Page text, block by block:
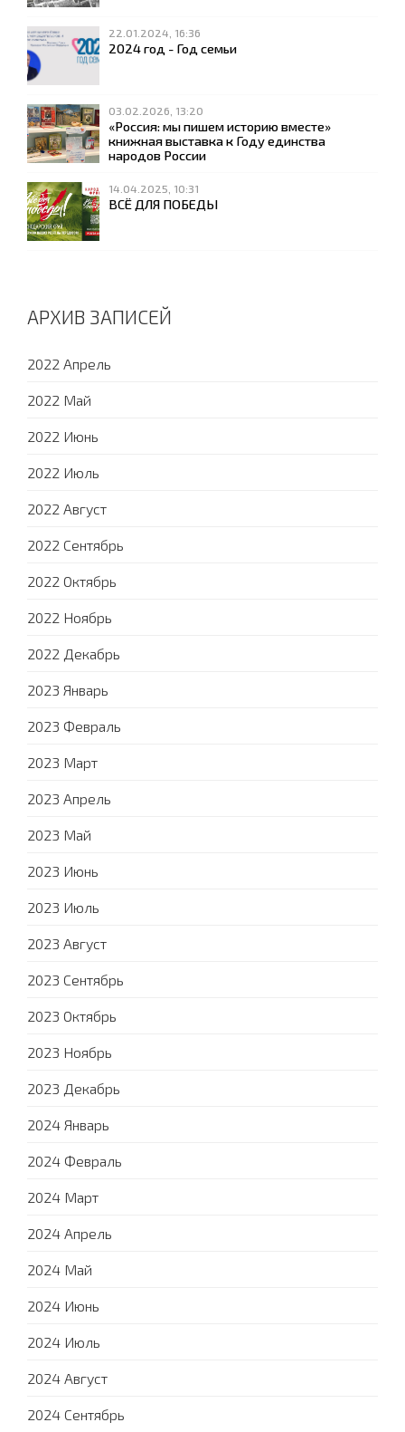
22.01.2024, 16:36
2024 год - Год семьи
03.02.2026, 13:20
«Россия: мы пишем историю вместе»
книжная выставка к Году единства
народов России
14.04.2025, 10:31
ВСЁ ДЛЯ ПОБЕДЫ
АРХИВ ЗАПИСЕЙ
2022 Апрель
2022 Май
2022 Июнь
2022 Июль
2022 Август
2022 Сентябрь
2022 Октябрь
2022 Ноябрь
2022 Декабрь
2023 Январь
2023 Февраль
2023 Март
2023 Апрель
2023 Май
2023 Июнь
2023 Июль
2023 Август
2023 Сентябрь
2023 Октябрь
2023 Ноябрь
2023 Декабрь
2024 Январь
2024 Февраль
2024 Март
2024 Апрель
2024 Май
2024 Июнь
2024 Июль
2024 Август
2024 Сентябрь